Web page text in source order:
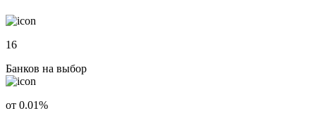
16
Банков на выбор
от 0.01%